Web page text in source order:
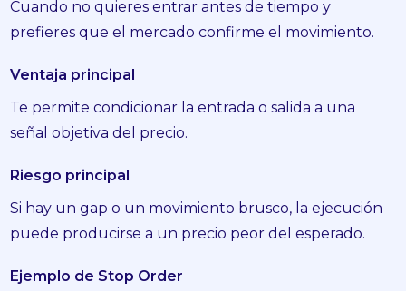
Cuando no quieres entrar antes de tiempo y
prefieres que el mercado confirme el movimiento.
Ventaja principal
Te permite condicionar la entrada o salida a una
señal objetiva del precio.
Riesgo principal
Si hay un gap o un movimiento brusco, la ejecución
puede producirse a un precio peor del esperado.
Ejemplo de Stop Order